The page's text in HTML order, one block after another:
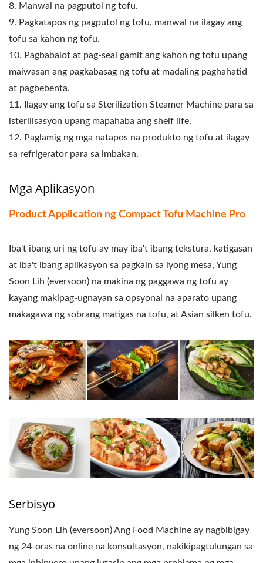
8. Manwal na pagputol ng tofu.
9. Pagkatapos ng pagputol ng tofu, manwal na ilagay ang
tofu sa kahon ng tofu.
10. Pagbabalot at pag-seal gamit ang kahon ng tofu upang
maiwasan ang pagkabasag ng tofu at madaling paghahatid
at pagbebenta.
11. Ilagay ang tofu sa Sterilization Steamer Machine para sa
isterilisasyon upang mapahaba ang shelf life.
12. Paglamig ng mga natapos na produkto ng tofu at ilagay
sa refrigerator para sa imbakan.
Mga Aplikasyon
Product Application ng Compact Tofu Machine Pro
Iba't ibang uri ng tofu ay may iba't ibang tekstura, katigasan
at iba't ibang aplikasyon sa pagkain sa iyong mesa, Yung
Soon Lih (eversoon) na makina ng paggawa ng tofu ay
kayang makipag-ugnayan sa opsyonal na aparato upang
makagawa ng sobrang matigas na tofu, at Asian silken tofu.
Serbisyo
Yung Soon Lih (eversoon) Ang Food Machine ay nagbibigay
ng 24-oras na online na konsultasyon, nakikipagtulungan sa